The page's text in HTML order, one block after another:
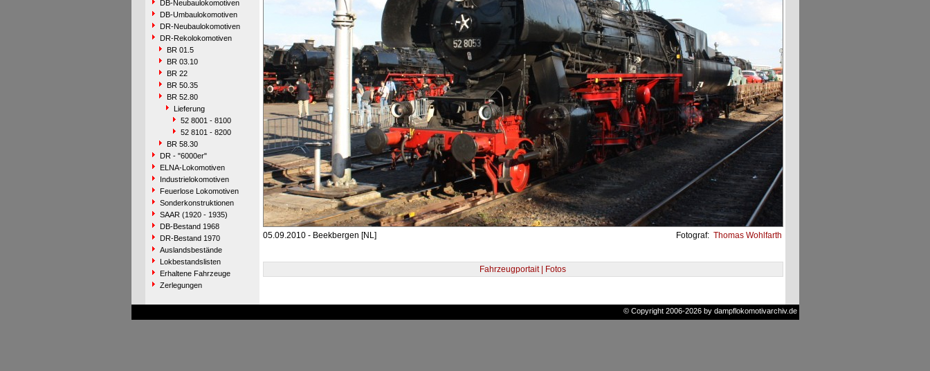
DB-Neubaulokomotiven
DB-Umbaulokomotiven
DR-Neubaulokomotiven
DR-Rekolokomotiven
BR 01.5
BR 03.10
BR 22
BR 50.35
BR 52.80
Lieferung
52 8001 - 8100
52 8101 - 8200
BR 58.30
DR - "6000er"
ELNA-Lokomotiven
Industrielokomotiven
Feuerlose Lokomotiven
Sonderkonstruktionen
SAAR (1920 - 1935)
DB-Bestand 1968
DR-Bestand 1970
Auslandsbestände
Lokbestandslisten
Erhaltene Fahrzeuge
Zerlegungen
05.09.2010 - Beekbergen [NL] Fotograf: Thomas Wohlfarth
Fahrzeugportait | Fotos
© Copyright 2006-2026 by dampflokomotivarchiv.de